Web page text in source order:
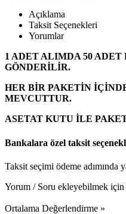
Açıklama
Taksit Seçenekleri
Yorumlar
1 ADET ALIMDA 50
GÖNDERİLİR.
HER BİR PAKETİN
MEVCUTTUR.
ASETAT KUTU İLE
Bankalara özel taksit
Taksit seçimi ödeme adımında
Yorum / Soru ekleyebilmek için
Ortalama Değerlendirme »